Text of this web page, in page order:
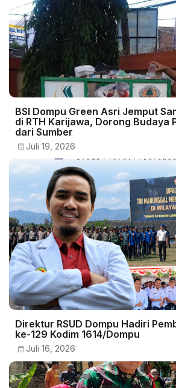
BSI Dompu Green Asri Jemput
di RTH Karijawa, Dorong Budaya
dari Sumber
Juli 19, 2026
Direktur RSUD Dompu Hadiri
ke-129 Kodim 1614/Dompu
Juli 16, 2026